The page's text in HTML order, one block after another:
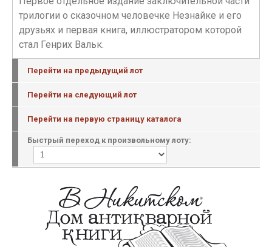
трилогии о сказочном человечке Незнайке и его
друзьях и первая книга, иллюстратором которой
стал Генрих Вальк.
Перейти на предыдущий лот
Перейти на следующий лот
Перейти на первую страницу каталога
Быстрый переход к произвольному лоту: